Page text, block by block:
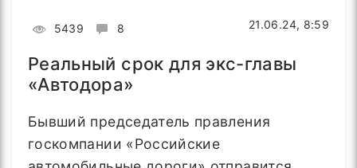
5439 8 21.06.24, 8:59
Реальный срок для экс-главы
«Автодора»
Бывший председатель правления
госкомпании «Российские